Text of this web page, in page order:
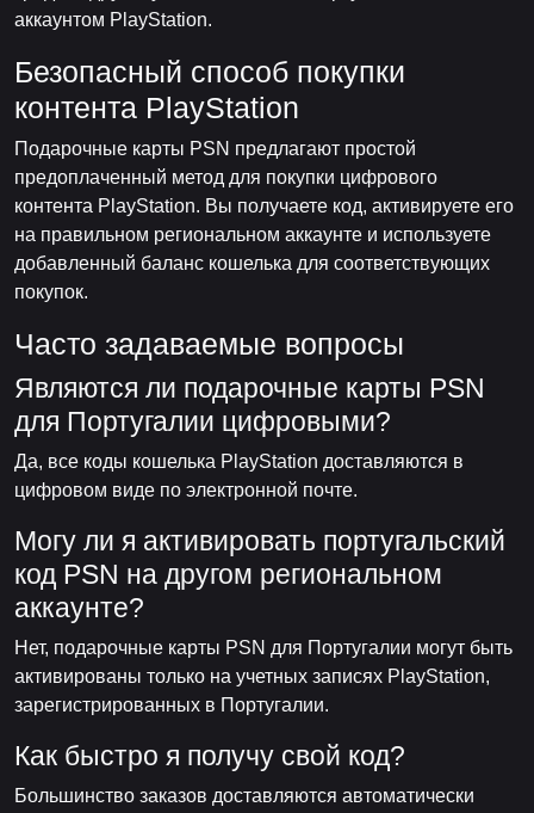
аккаунтом PlayStation.
Безопасный способ покупки
контента PlayStation
Подарочные карты PSN предлагают простой
предоплаченный метод для покупки цифрового
контента PlayStation. Вы получаете код, активируете его
на правильном региональном аккаунте и используете
добавленный баланс кошелька для соответствующих
покупок.
Часто задаваемые вопросы
Являются ли подарочные карты PSN
для Португалии цифровыми?
Да, все коды кошелька PlayStation доставляются в
цифровом виде по электронной почте.
Могу ли я активировать португальский
код PSN на другом региональном
аккаунте?
Нет, подарочные карты PSN для Португалии могут быть
активированы только на учетных записях PlayStation,
зарегистрированных в Португалии.
Как быстро я получу свой код?
Большинство заказов доставляются автоматически